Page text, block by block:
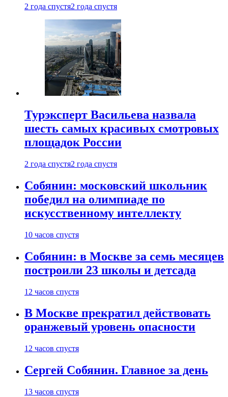
2 года спустя2 года спустя
Турэксперт Васильева назвала
шесть самых красивых смотровых
площадок России
2 года спустя2 года спустя
Собянин: московский школьник
победил на олимпиаде по
искусственному интеллекту
10 часов спустя
Собянин: в Москве за семь месяцев
построили 23 школы и детсада
12 часов спустя
В Москве прекратил действовать
оранжевый уровень опасности
12 часов спустя
Сергей Собянин. Главное за день
13 часов спустя